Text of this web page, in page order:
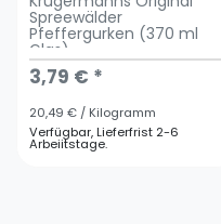
Spreewälder
Pfeffergurken (370 ml
Glas)
3,79 € *
20,49 € / Kilogramm
Verfügbar, Lieferfrist 2-6
Arbeiitstage.